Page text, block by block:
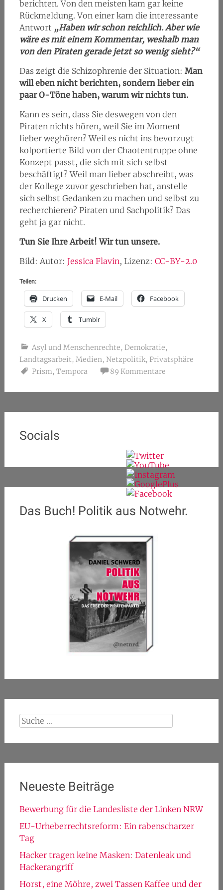
berichten. Von den meisten kam gar keine
Rückmeldung. Von einer kam die interessante
Antwort „Haben wir schon reichlich. Aber wie
wäre es mit einem Kommentar, weshalb man
von den Piraten gerade jetzt so wenig sieht?“
Das zeigt die Schizophrenie der Situation: Man
will eben nicht berichten, sondern lieber ein
paar O-Töne haben, warum wir nichts tun.
Kann es sein, dass Sie deswegen von den
Piraten nichts hören, weil Sie im Moment
lieber weghören? Weil es nicht ins bevorzugt
kolportierte Bild von der Chaotentruppe ohne
Konzept passt, die sich mit sich selbst
beschäftigt? Weil man lieber abschreibt, was
der Kollege zuvor geschrieben hat, anstelle
sich selbst Gedanken zu machen und selbst zu
recherchieren? Piraten und Sachpolitik? Das
geht ja gar nicht.
Tun Sie Ihre Arbeit! Wir tun unsere.
Bild: Autor: Jessica Flavin, Lizenz: CC-BY-2.0
Teilen:
Drucken E-Mail Facebook
X Tumblr
Asyl und Menschenrechte, Demokratie,
Landtagsarbeit, Medien, Netzpolitik, Privatsphäre
Prism, Tempora 89 Kommentare
Socials
Das Buch! Politik aus Notwehr.
Suche
nach:
Neueste Beiträge
Bewerbung für die Landesliste der Linken NRW
EU-Urheberrechtsreform: Ein rabenscharzer
Tag
Hacker tragen keine Masken: Datenleak und
Hackerangriff
Horst, eine Möhre, zwei Tassen Kaffee und der